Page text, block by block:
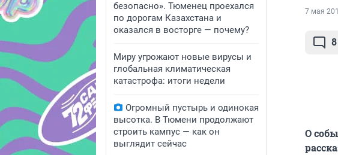
безопасно». Тюменец проехался
по дорогам Казахстана и
оказался в восторге — почему?
Миру угрожают новые вирусы и
глобальная климатическая
катастрофа: итоги недели
Огромный пустырь и одинокая
высотка. В Тюмени продолжают
строить кампус — как он
выглядит сейчас
7 мая
8
О